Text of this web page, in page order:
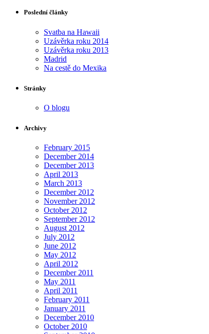
Poslední články
Svatba na Hawaii
Uzávěrka roku 2014
Uzávěrka roku 2013
Madrid
Na cestě do Mexika
Stránky
O blogu
Archivy
February 2015
December 2014
December 2013
April 2013
March 2013
December 2012
November 2012
October 2012
September 2012
August 2012
July 2012
June 2012
May 2012
April 2012
December 2011
May 2011
April 2011
February 2011
January 2011
December 2010
October 2010